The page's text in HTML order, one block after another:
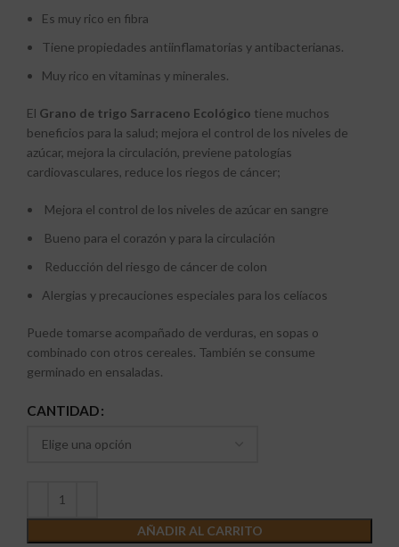
Es muy rico en fibra
Tiene propiedades antiinflamatorias y antibacterianas.
Muy rico en vitaminas y minerales.
El Grano de trigo Sarraceno Ecológico tiene muchos
beneficios para la salud; mejora el control de los niveles de
azúcar, mejora la circulación, previene patologías
cardiovasculares, reduce los riegos de cáncer;
Mejora el control de los niveles de azúcar en sangre
Bueno para el corazón y para la circulación
Reducción del riesgo de cáncer de colon
Alergias y precauciones especiales para los celíacos
Puede tomarse acompañado de verduras, en sopas o
combinado con otros cereales. También se consume
germinado en ensaladas.
CANTIDAD
AÑADIR AL CARRITO